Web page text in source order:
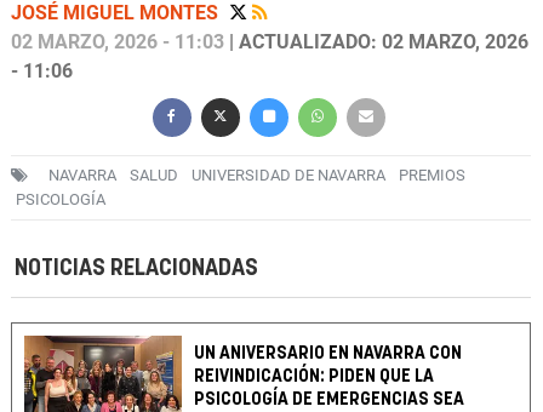
JOSÉ MIGUEL MONTES
02 MARZO, 2026 - 11:03 | ACTUALIZADO: 02 MARZO, 2026
- 11:06
NAVARRA SALUD UNIVERSIDAD DE NAVARRA
PREMIOS
PSICOLOGÍA
NOTICIAS RELACIONADAS
UN ANIVERSARIO EN NAVARRA CON
REIVINDICACIÓN: PIDEN QUE LA
PSICOLOGÍA DE EMERGENCIAS SEA